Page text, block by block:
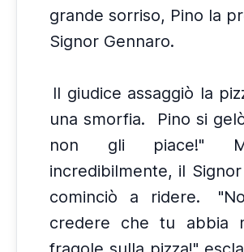
grande sorriso, Pino la
Signor Gennaro.
Il giudice assaggiò la
una smorfia.
Pino si
non gli piace!"
incredibilmente, il
cominciò a ridere.
credere che tu abbia